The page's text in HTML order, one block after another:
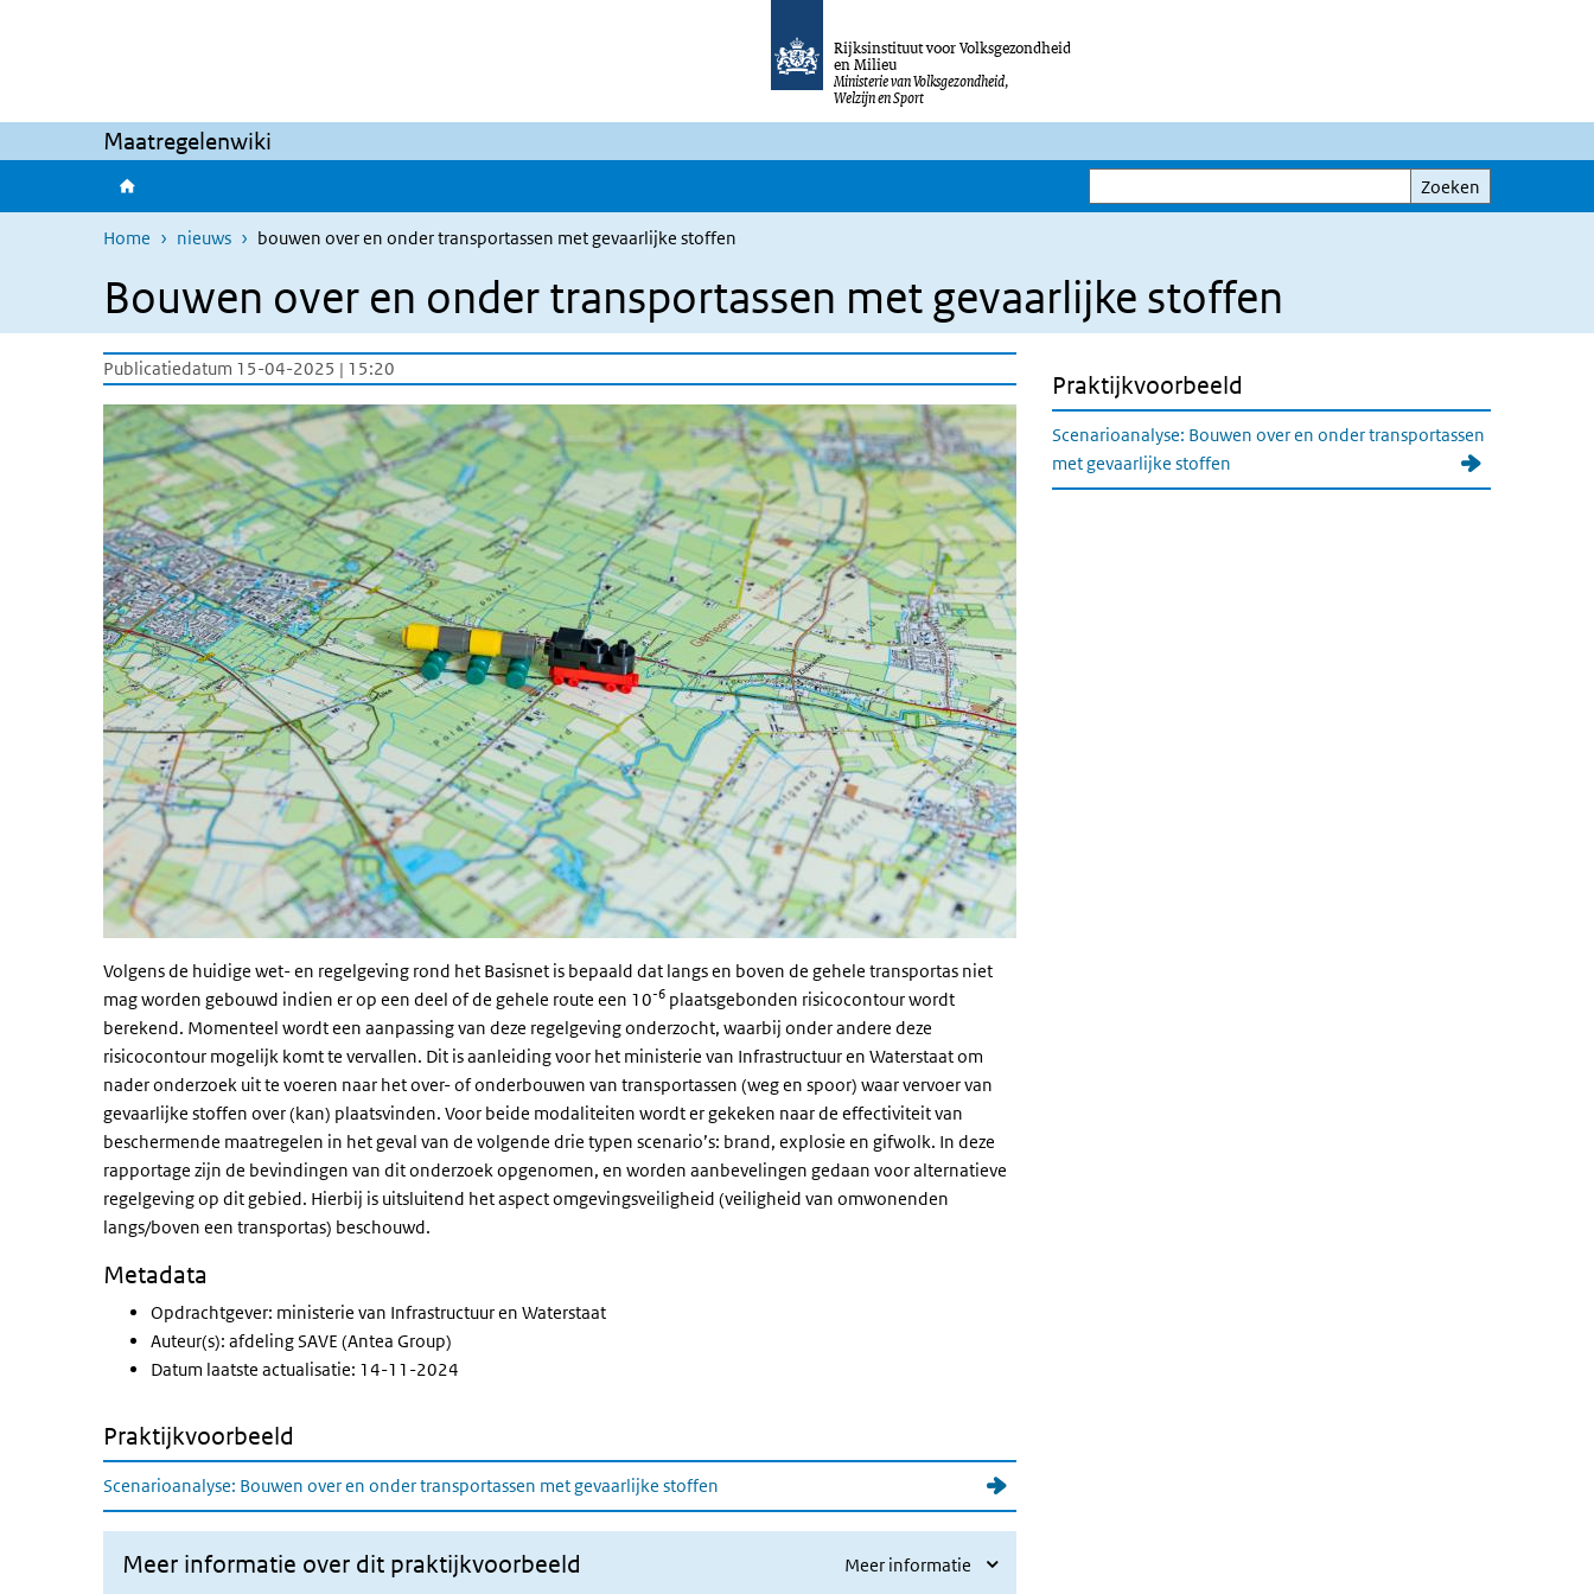
Rijksinstituut voor Volksgezondheid
en Milieu
Ministerie van Volksgezondheid,
Welzijn en Sport
Maatregelenwiki
Zoeken
Zoeken
Home nieuws bouwen over en onder transportassen met gevaarlijke stoffen
Bouwen over en onder transportassen met gevaarlijke stoffen
Publicatiedatum 15-04-2025 | 15:20
Volgens de huidige wet- en regelgeving rond het Basisnet is bepaald dat langs en boven de gehele transportas niet
mag worden gebouwd indien er op een deel of de gehele route een 10-6 plaatsgebonden risicocontour wordt
berekend. Momenteel wordt een aanpassing van deze regelgeving onderzocht, waarbij onder andere deze
risicocontour mogelijk komt te vervallen. Dit is aanleiding voor het ministerie van Infrastructuur en Waterstaat om
nader onderzoek uit te voeren naar het over- of onderbouwen van transportassen (weg en spoor) waar vervoer van
gevaarlijke stoffen over (kan) plaatsvinden. Voor beide modaliteiten wordt er gekeken naar de effectiviteit van
beschermende maatregelen in het geval van de volgende drie typen scenario’s: brand, explosie en gifwolk. In deze
rapportage zijn de bevindingen van dit onderzoek opgenomen, en worden aanbevelingen gedaan voor alternatieve
regelgeving op dit gebied. Hierbij is uitsluitend het aspect omgevingsveiligheid (veiligheid van omwonenden
langs/boven een transportas) beschouwd.
Metadata
Opdrachtgever: ministerie van Infrastructuur en Waterstaat
Auteur(s): afdeling SAVE (Antea Group)
Datum laatste actualisatie: 14-11-2024
Praktijkvoorbeeld
Scenarioanalyse: Bouwen over en onder transportassen met gevaarlijke stoffen
Meer informatie over dit praktijkvoorbeeld Meer informatie
Praktijkvoorbeeld
Scenarioanalyse: Bouwen over en onder transportassen
met gevaarlijke stoffen